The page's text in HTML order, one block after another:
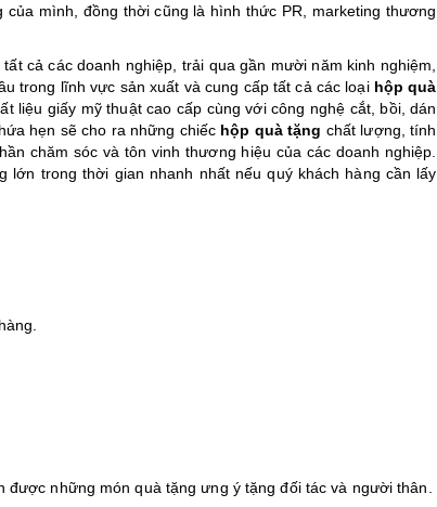
mình, đồng thời cũng là hình thức PR, marketing thương
tất cả các doanh nghiệp, trải qua gần mười năm kinh nghiệm,
trong lĩnh vực sản xuất và cung cấp tất cả các loại hộp quà
liệu giấy mỹ thuật cao cấp cùng với công nghệ cắt, bồi, dán
hẹn sẽ cho ra những chiếc hộp quà tặng chất lượng, tính
chăm sóc và tôn vinh thương hiệu của các doanh nghiệp.
trong thời gian nhanh nhất nếu quý khách hàng cần lấy
được những món quà tặng ưng ý tặng đối tác và người thân.